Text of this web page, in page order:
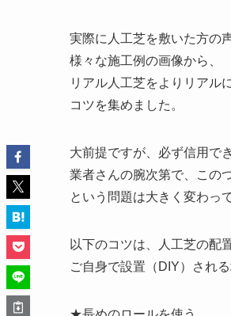
実際に人工芝を敷いた方の声
様々な施工例の画像から、
リアル人工芝をよりリアル
コツを集めました。
大前提ですが、必ず信用で
業者さんの腕次第で、この
という問題は大きく変わっ
以下のコツは、人工芝の配
ご自身で設置（DIY）され